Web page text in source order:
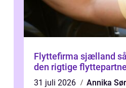
Flyttefirma sjælland sådan vælger du
den rigtige
31 juli 2026
Annika